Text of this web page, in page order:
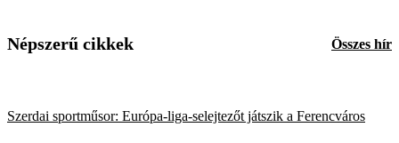
Népszerű cikkek Összes hír
Szerdai sportműsor: Európa-liga-selejtezőt játszik a Ferencváros